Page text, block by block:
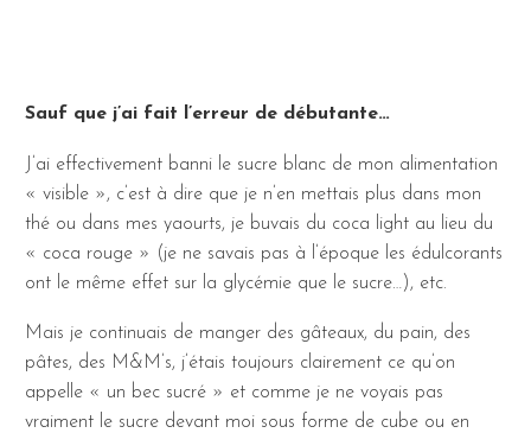
Sauf que j’ai fait l’erreur de débutante…
J’ai effectivement banni le sucre blanc de mon alimentation
« visible », c’est à dire que je n’en mettais plus dans mon
thé ou dans mes yaourts, je buvais du coca light au lieu du
« coca rouge » (je ne savais pas à l’époque les édulcorants
ont le même effet sur la glycémie que le sucre…), etc.
Mais je continuais de manger des gâteaux, du pain, des
pâtes, des M&M’s, j’étais toujours clairement ce qu’on
appelle « un bec sucré » et comme je ne voyais pas
vraiment le sucre devant moi sous forme de cube ou en